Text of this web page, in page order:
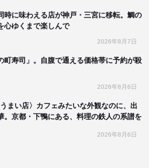
時に味わえる店が神戸・三宮に移転。鯛の
心ゆくまで楽しんで
2026年8月7日
町寿司」。自腹で通える価格帯に予約が殺
2026年8月6日
まい店〉カフェみたいな外観なのに、出
。京都・下鴨にある、料理の鉄人の系譜を
2026年8月6日